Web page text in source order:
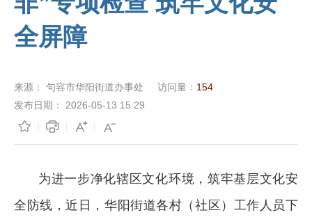
全屏障
来源： 句容市华阳街道办事处 访问量： 154
发布日期：
2026-05-13 15:29
为进一步净化辖区文化环境，筑牢基层文化安
全防线，近日，华阳街道各村（社区）工作人员下